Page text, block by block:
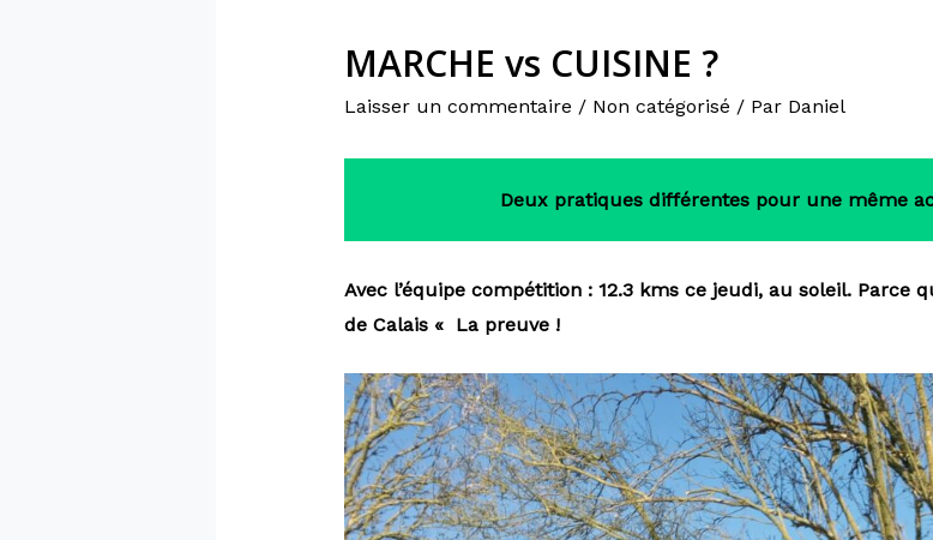
MARCHE vs CUISINE ?
Laisser un commentaire / Non catégorisé / Par Daniel
Deux pratiques différentes pour une même
Avec l’équipe compétition : 12.3 kms ce jeudi, au soleil. Parce
de Calais « La preuve !